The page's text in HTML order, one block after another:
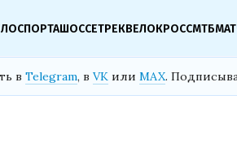
ШОССЕТРЕКВЕЛОКРОССМТБ
в Telegram, в VK или MAX.